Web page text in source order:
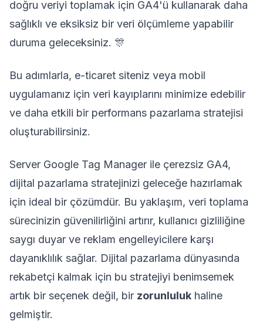
doğru veriyi toplamak için GA4'ü kullanarak daha
sağlıklı ve eksiksiz bir veri ölçümleme yapabilir
duruma geleceksiniz. 🎊
Bu adımlarla, e-ticaret siteniz veya mobil
uygulamanız için veri kayıplarını minimize edebilir
ve daha etkili bir performans pazarlama stratejisi
oluşturabilirsiniz.
Server Google Tag Manager ile çerezsiz GA4,
dijital pazarlama stratejinizi geleceğe hazırlamak
için ideal bir çözümdür. Bu yaklaşım, veri toplama
sürecinizin güvenilirliğini artırır, kullanıcı gizliliğine
saygı duyar ve reklam engelleyicilere karşı
dayanıklılık sağlar. Dijital pazarlama dünyasında
rekabetçi kalmak için bu stratejiyi benimsemek
artık bir seçenek değil, bir zorunluluk haline
gelmiştir.